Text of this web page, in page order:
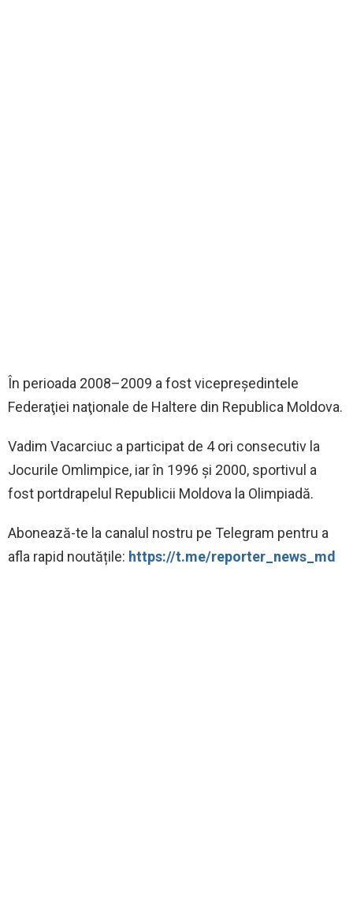
În perioada 2008–2009 a fost vicepreşedintele
Federaţiei naţionale de Haltere din Republica Moldova.
Vadim Vacarciuc a participat de 4 ori consecutiv la
Jocurile Omlimpice, iar în 1996 și 2000, sportivul a
fost portdrapelul Republicii Moldova la Olimpiadă.
Abonează-te la canalul nostru pe Telegram pentru a
afla rapid noutățile: https://t.me/reporter_news_md